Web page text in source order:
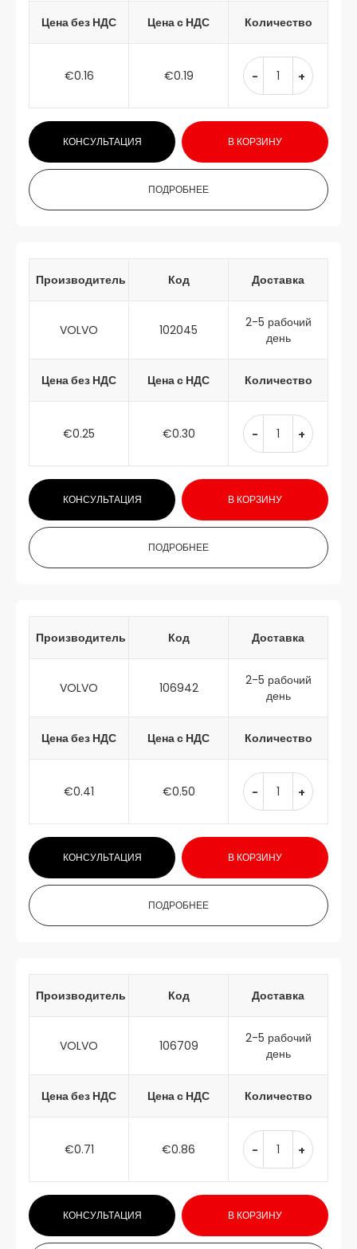
Цена без НДС Цена с НДС Количество
€0.16 €0.19 - +
КОНСУЛЬТАЦИЯ В КОРЗИНУ
ПОДРОБНЕЕ
Производитель Код Доставка
VOLVO 102045
2-5 рабочий
день
Цена без НДС Цена с НДС Количество
€0.25 €0.30 - +
КОНСУЛЬТАЦИЯ В КОРЗИНУ
ПОДРОБНЕЕ
Производитель Код Доставка
VOLVO 106942
2-5 рабочий
день
Цена без НДС Цена с НДС Количество
€0.41 €0.50 - +
КОНСУЛЬТАЦИЯ В КОРЗИНУ
ПОДРОБНЕЕ
Производитель Код Доставка
VOLVO 106709
2-5 рабочий
день
Цена без НДС Цена с НДС Количество
€0.71 €0.86 - +
КОНСУЛЬТАЦИЯ В КОРЗИНУ